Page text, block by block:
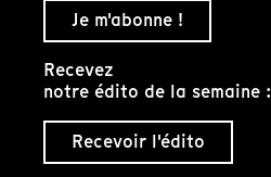
Je m'abonne !
Recevez
notre édito de la semaine :
Recevoir l'édito